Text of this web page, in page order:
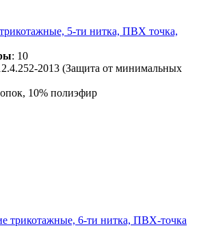
5-ти нитка, ПВХ точка,
: 10
2013 (Защита от минимальных
10% полиэфир